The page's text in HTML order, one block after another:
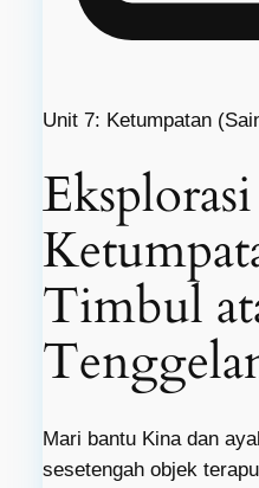
Unit 7: Ketumpatan
Eksplorasi
Timbul
Mari bantu Kina dan
sesetengah objek